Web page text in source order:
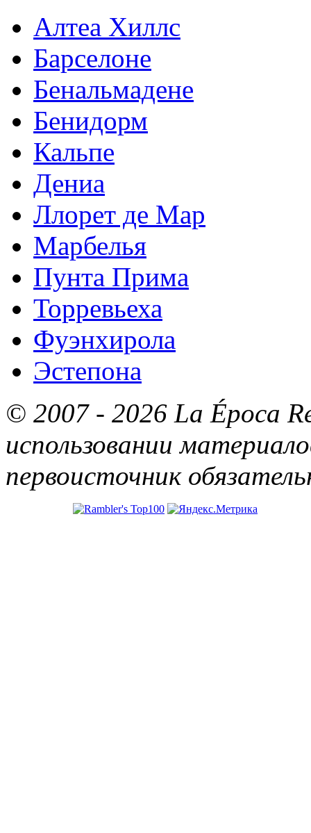
Алтеа Хиллс
Барселоне
Бенальмадене
Бенидорм
Кальпе
Дениа
Ллорет де Мар
Марбелья
Пунта Прима
Торревьеха
Фуэнхирола
Эстепона
© 2007 - 2026 La Época
использовании
первоисточник